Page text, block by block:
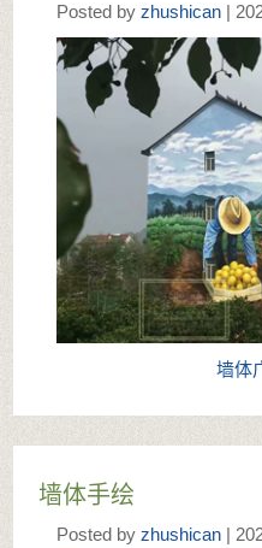
Posted by zhushican |
墙体
墙体手绘
Posted by zhushican |